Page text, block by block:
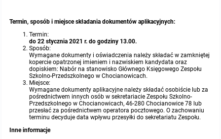
Termin, sposób i miejsce składania dokumentów aplikacyjnych:
Termin:
do 22 stycznia 2021 r. do godziny 13.00.
Sposób:
Wymagane dokumenty i oświadczenia należy składać w zamkniętej
kopercie opatrzonej imieniem i nazwiskiem kandydata oraz
dopiskiem: Nabór na stanowisko Głównego Księgowego Zespołu
Szkolno-Przedszkolnego w Chocianowicach.
Miejsce:
Wymagane dokumenty aplikacyjne należy składać osobiście lub za
pośrednictwem innych osób w sekretariacie Zespołu Szkolno-
Przedszkolnego w Chocianowicach, 46-280 Chocianowice 78 lub
przesłać za pośrednictwem operatora pocztowego. O zachowaniu
terminu decyduje data wpływu przesyłki do sekretariatu Zespołu.
Inne informacje